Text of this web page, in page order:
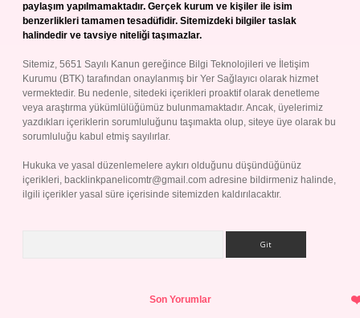
paylaşım yapılmamaktadır. Gerçek kurum ve kişiler ile isim
benzerlikleri tamamen tesadüfidir. Sitemizdeki bilgiler taslak
halindedir ve tavsiye niteliği taşımazlar.
Sitemiz, 5651 Sayılı Kanun gereğince Bilgi Teknolojileri ve İletişim
Kurumu (BTK) tarafından onaylanmış bir Yer Sağlayıcı olarak hizmet
vermektedir. Bu nedenle, sitedeki içerikleri proaktif olarak denetleme
veya araştırma yükümlülüğümüz bulunmamaktadır. Ancak, üyelerimiz
yazdıkları içeriklerin sorumluluğunu taşımakta olup, siteye üye olarak bu
sorumluluğu kabul etmiş sayılırlar.
Hukuka ve yasal düzenlemelere aykırı olduğunu düşündüğünüz
içerikleri, backlinkpanelicomtr@gmail.com adresine bildirmeniz halinde,
ilgili içerikler yasal süre içerisinde sitemizden kaldırılacaktır.
Son Yorumlar